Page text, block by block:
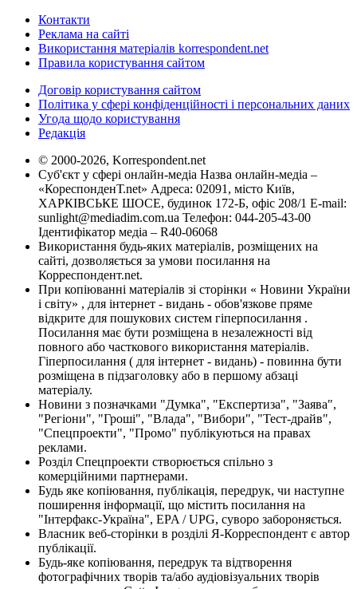
Контакти
Реклама на сайті
Використання матеріалів korrespondent.net
Правила користування сайтом
Договір користування сайтом
Політика у сфері конфіденційності і персональних даних
Угода щодо користування
Редакція
© 2000-2026, Korrespondent.net
Суб'єкт у сфері онлайн-медіа Назва онлайн-медіа –
«КореспонденТ.net» Адреса: 02091, місто Київ,
ХАРКІВСЬКЕ ШОСЕ, будинок 172-Б, офіс 208/1 E-mail:
sunlight@mediadim.com.ua Телефон: 044-205-43-00
Ідентифікатор медіа – R40-06068
Використання будь-яких матеріалів, розміщених на
сайті, дозволяється за умови посилання на
Корреспондент.net.
При копіюванні матеріалів зі сторінки « Новини України
і світу» , для інтернет - видань - обов'язкове пряме
відкрите для пошукових систем гіперпосилання .
Посилання має бути розміщена в незалежності від
повного або часткового використання матеріалів.
Гіперпосилання ( для інтернет - видань) - повинна бути
розміщена в підзаголовку або в першому абзаці
матеріалу.
Новини з позначками "Думка", "Експертиза", "Заява",
"Регіони", "Гроші", "Влада", "Вибори", "Тест-драйв",
"Спецпроекти", "Промо" публікуються на правах
реклами.
Розділ Спецпроекти створюється спільно з
комерційними партнерами.
Будь яке копіювання, публікація, передрук, чи наступне
поширення інформації, що містить посилання на
"Інтерфакс-Україна", EPA / UPG, суворо забороняється.
Власник веб-сторінки в розділі Я-Корреспондент є автор
публікації.
Будь-яке копіювання, передрук та відтворення
фотографічних творів та/або аудіовізуальних творів